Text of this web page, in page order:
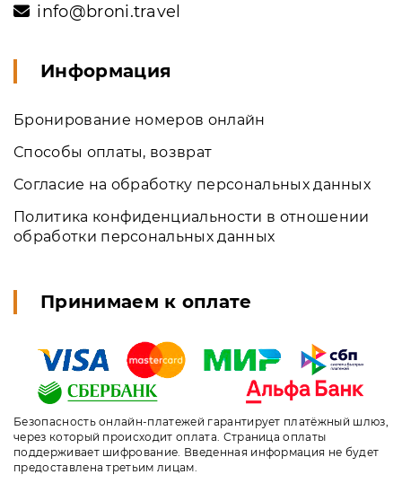
info@broni.travel
Информация
Бронирование номеров онлайн
Способы оплаты, возврат
Согласие на обработку персональных данных
Политика конфиденциальности в отношении
обработки персональных данных
Принимаем к оплате
Безопасность онлайн-платежей гарантирует платёжный шлюз,
через который происходит оплата. Страница оплаты
поддерживает шифрование. Введенная информация не будет
предоставлена третьим лицам.